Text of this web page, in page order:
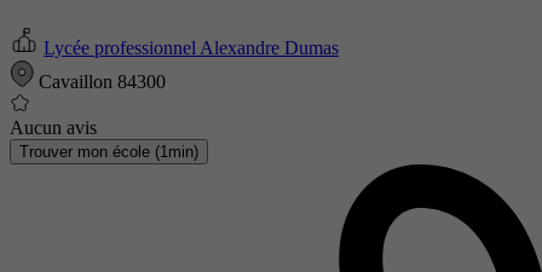
Lycée professionnel Alexandre Dumas
Cavaillon 84300
Aucun avis
Trouver mon école (1min)